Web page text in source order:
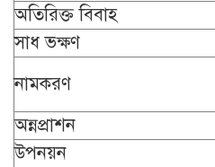
অতিরিক্ত বিবাহ
সাধ ভক্ষণ
নামকরণ
অন্নপ্রাশন
উপনয়ন